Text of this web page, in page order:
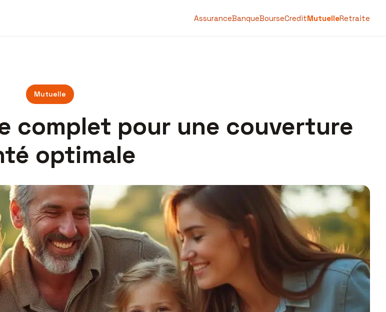
AssuranceBanqueBourseCreditMutuelleRetraite
Mutuelle
complet pour une couverture
optimale